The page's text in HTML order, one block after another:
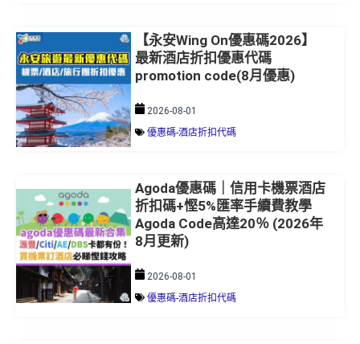
【永安Wing On優惠碼2026】
最新酒店折扣優惠代碼
promotion code(8月優惠)
2026-08-01
優惠碼-酒店折扣代碼
Agoda優惠碼｜信用卡機票酒店
折扣碼+慳5%匯率手續費教學
Agoda Code高達20％ (2026年
8月更新)
2026-08-01
優惠碼-酒店折扣代碼